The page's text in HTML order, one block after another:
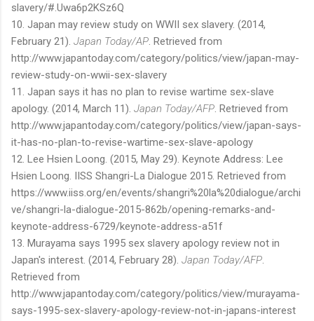
slavery/#.Uwa6p2KSz6Q
10. Japan may review study on WWII sex slavery. (2014,
February 21). Japan Today/AP. Retrieved from
http://www.japantoday.com/category/politics/view/japan-may-
review-study-on-wwii-sex-slavery
11. Japan says it has no plan to revise wartime sex-slave
apology. (2014, March 11). Japan Today/AFP. Retrieved from
http://www.japantoday.com/category/politics/view/japan-says-
it-has-no-plan-to-revise-wartime-sex-slave-apology
12. Lee Hsien Loong. (2015, May 29). Keynote Address: Lee
Hsien Loong. IISS Shangri-La Dialogue 2015. Retrieved from
https://www.iiss.org/en/events/shangri%20la%20dialogue/archi
ve/shangri-la-dialogue-2015-862b/opening-remarks-and-
keynote-address-6729/keynote-address-a51f
13. Murayama says 1995 sex slavery apology review not in
Japan's interest. (2014, February 28). Japan Today/AFP.
Retrieved from
http://www.japantoday.com/category/politics/view/murayama-
says-1995-sex-slavery-apology-review-not-in-japans-interest